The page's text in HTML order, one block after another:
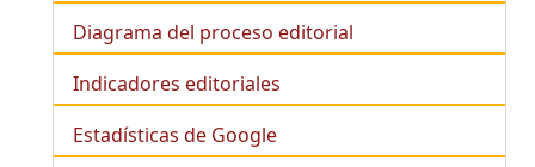
Diagrama del proceso editorial
Indicadores editoriales
Estadísticas de Google